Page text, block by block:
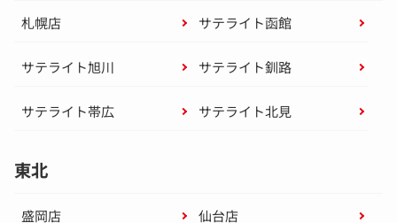
札幌店 サテライト函館
サテライト旭川 サテライト釧路
サテライト帯広 サテライト北見
東北
盛岡店 仙台店